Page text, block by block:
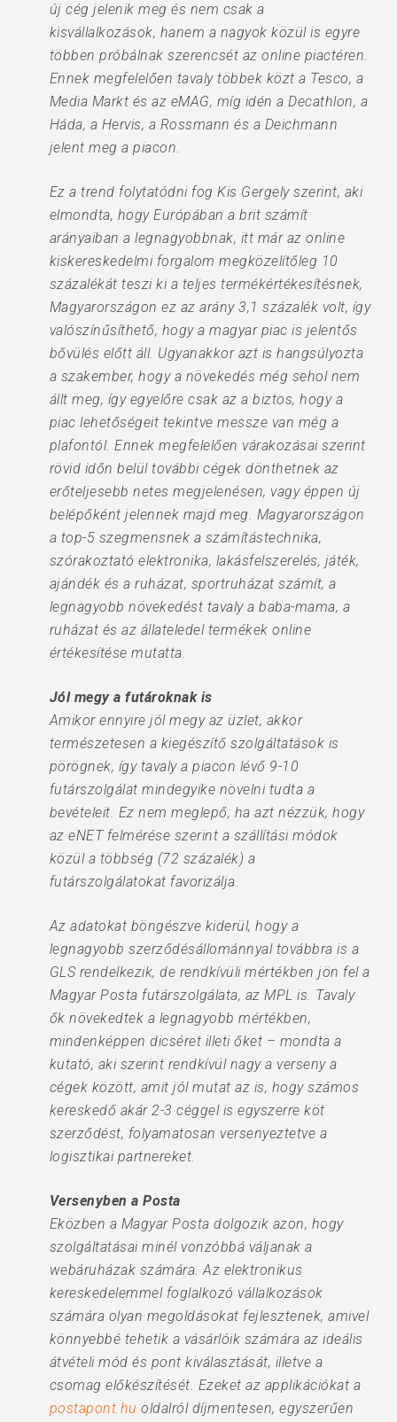
új cég jelenik meg és nem csak a
kisvállalkozások, hanem a nagyok közül is egyre
többen próbálnak szerencsét az online piactéren.
Ennek megfelelően tavaly többek közt a Tesco, a
Media Markt és az eMAG, míg idén a Decathlon, a
Háda, a Hervis, a Rossmann és a Deichmann
jelent meg a piacon.
Ez a trend folytatódni fog Kis Gergely szerint, aki
elmondta, hogy Európában a brit számít
arányaiban a legnagyobbnak, itt már az online
kiskereskedelmi forgalom megközelítőleg 10
százalékát teszi ki a teljes termékértékesítésnek,
Magyarországon ez az arány 3,1 százalék volt, így
valószínűsíthető, hogy a magyar piac is jelentős
bővülés előtt áll. Ugyanakkor azt is hangsúlyozta
a szakember, hogy a növekedés még sehol nem
állt meg, így egyelőre csak az a biztos, hogy a
piac lehetőségeit tekintve messze van még a
plafontól. Ennek megfelelően várakozásai szerint
rövid időn belül további cégek dönthetnek az
erőteljesebb netes megjelenésen, vagy éppen új
belépőként jelennek majd meg. Magyarországon
a top-5 szegmensnek a számítástechnika,
szórakoztató elektronika, lakásfelszerelés, játék,
ajándék és a ruházat, sportruházat számít, a
legnagyobb növekedést tavaly a baba-mama, a
ruházat és az állateledel termékek online
értékesítése mutatta.
Jól megy a futároknak is
Amikor ennyire jól megy az üzlet, akkor
természetesen a kiegészítő szolgáltatások is
pörögnek, így tavaly a piacon lévő 9-10
futárszolgálat mindegyike növelni tudta a
bevételeit. Ez nem meglepő, ha azt nézzük, hogy
az eNET felmérése szerint a szállítási módok
közül a többség (72 százalék) a
futárszolgálatokat favorizálja.
Az adatokat böngészve kiderül, hogy a
legnagyobb szerződésállománnyal továbbra is a
GLS rendelkezik, de rendkívüli mértékben jön fel a
Magyar Posta futárszolgálata, az MPL is. Tavaly
ők növekedtek a legnagyobb mértékben,
mindenképpen dicséret illeti őket – mondta a
kutató, aki szerint rendkívül nagy a verseny a
cégek között, amit jól mutat az is, hogy számos
kereskedő akár 2-3 céggel is egyszerre köt
szerződést, folyamatosan versenyeztetve a
logisztikai partnereket.
Versenyben a Posta
Eközben a Magyar Posta dolgozik azon, hogy
szolgáltatásai minél vonzóbbá váljanak a
webáruházak számára. Az elektronikus
kereskedelemmel foglalkozó vállalkozások
számára olyan megoldásokat fejlesztenek, amivel
könnyebbé tehetik a vásárlóik számára az ideális
átvételi mód és pont kiválasztását, illetve a
csomag előkészítését. Ezeket az applikációkat a
postapont.hu oldalról díjmentesen, egyszerűen